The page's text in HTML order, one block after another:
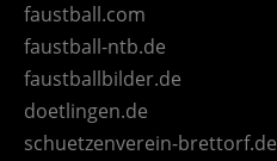
faustball.com
faustball-ntb.de
faustballbilder.de
doetlingen.de
schuetzenverein-brettorf.de